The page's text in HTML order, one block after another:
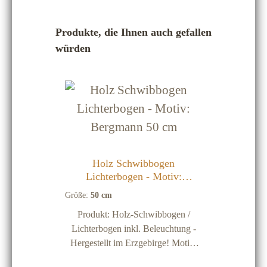
Produktgalerie überspringen
Produkte, die Ihnen auch gefallen
würden
Holz Schwibbogen
Lichterbogen - Motiv:
Bergmann 50 cm
Größe: 50 cm
Produkt: Holz-Schwibbogen /
Lichterbogen inkl. Beleuchtung -
Hergestellt im Erzgebirge! Motiv: